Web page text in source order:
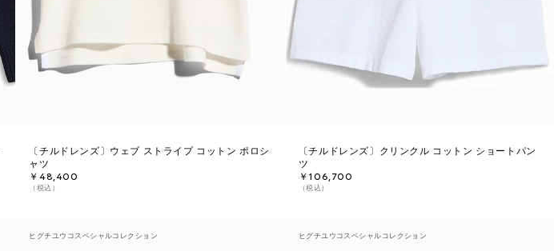
〔チルドレンズ〕ウェブ ストライプ コットン ポロシ
ャツ
￥48,400
（税込）
〔チルドレンズ〕クリンクル コットン ショートパン
ツ
￥106,700
（税込）
ヒグチユウコスペシャルコレクション ヒグチユウコスペシャルコレクション